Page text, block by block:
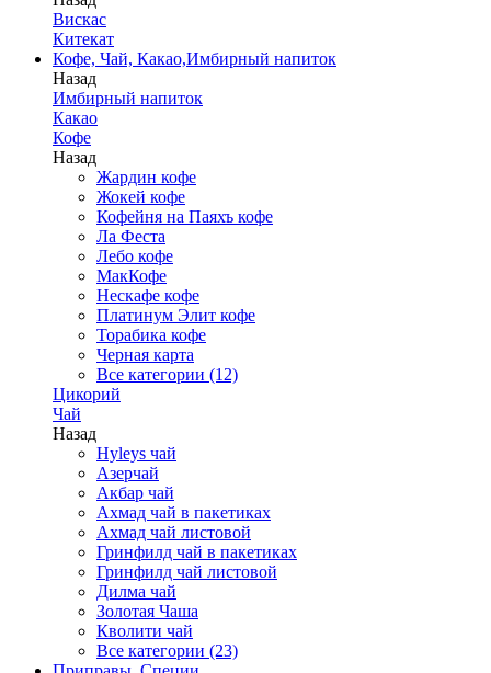
Вискас
Китекат
Кофе, Чай, Какао,Имбирный напиток
Назад
Имбирный напиток
Какао
Кофе
Назад
Жардин кофе
Жокей кофе
Кофейня на Паяхъ кофе
Ла Феста
Лебо кофе
МакКофе
Нескафе кофе
Платинум Элит кофе
Торабика кофе
Черная карта
Все категории (12)
Цикорий
Чай
Назад
Hyleys чай
Азерчай
Акбар чай
Ахмад чай в пакетиках
Ахмад чай листовой
Гринфилд чай в пакетиках
Гринфилд чай листовой
Дилма чай
Золотая Чаша
Кволити чай
Все категории (23)